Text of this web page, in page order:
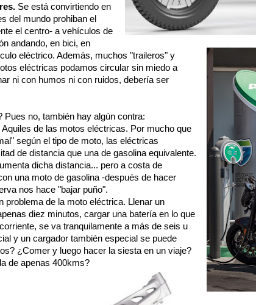
Se está convirtiendo en
del mundo prohiban el
el centro- a vehículos de
andando, en bici, en
eléctrico. Además, muchos "traileros" y
eléctricas podamos circular sin miedo a
ni con humos ni con ruidos, debería ser
no, también hay algún contra:
Aquiles de las motos eléctricas. Por mucho que
según el tipo de moto, las eléctricas
de distancia que una de gasolina equivalente.
dicha distancia... pero a costa de
una moto de gasolina -después de hacer
nos hace "bajar puño".
problema de la moto eléctrica. Llenar un
diez minutos, cargar una batería en lo que
se va tranquilamente a más de seis u
y un cargador también especial se puede
¿Comer y luego hacer la siesta en un viaje?
de apenas 400kms?